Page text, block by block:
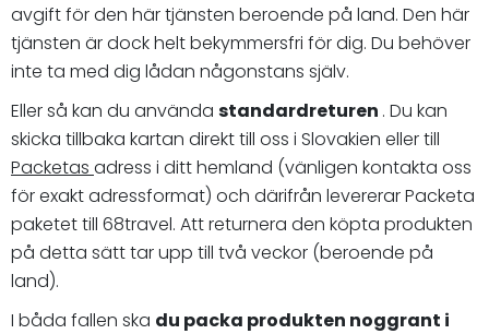
avgift för den här tjänsten beroende på land. Den här
tjänsten är dock helt bekymmersfri för dig. Du behöver
inte ta med dig lådan någonstans själv.
Eller så kan du använda standardreturen . Du kan
skicka tillbaka kartan direkt till oss i Slovakien eller till
Packetas adress i ditt hemland (vänligen kontakta oss
för exakt adressformat) och därifrån levererar Packeta
paketet till 68travel. Att returnera den köpta produkten
på detta sätt tar upp till två veckor (beroende på
land).
I båda fallen ska du packa produkten noggrant i